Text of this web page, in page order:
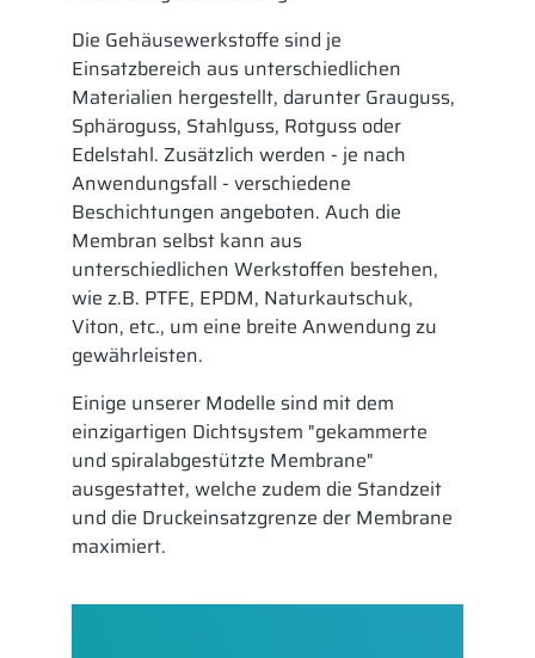
Die Gehäusewerkstoffe sind je
Einsatzbereich aus unterschiedlichen
Materialien hergestellt, darunter Grauguss,
Sphäroguss, Stahlguss, Rotguss oder
Edelstahl. Zusätzlich werden - je nach
Anwendungsfall - verschiedene
Beschichtungen angeboten. Auch die
Membran selbst kann aus
unterschiedlichen Werkstoffen bestehen,
wie z.B. PTFE, EPDM, Naturkautschuk,
Viton, etc., um eine breite Anwendung zu
gewährleisten.
Einige unserer Modelle sind mit dem
einzigartigen Dichtsystem "gekammerte
und spiralabgestützte Membrane"
ausgestattet, welche zudem die Standzeit
und die Druckeinsatzgrenze der Membrane
maximiert.